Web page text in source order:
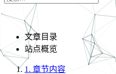
文章目录
站点概览
1. 章节内容